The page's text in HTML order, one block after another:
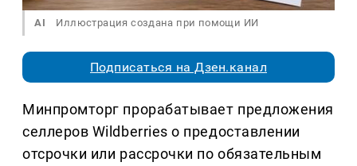
AI Иллюстрация создана при помощи ИИ
Подписаться на Дзен.канал
Минпромторг прорабатывает предложения
селлеров Wildberries о предоставлении
отсрочки или рассрочки по обязательным